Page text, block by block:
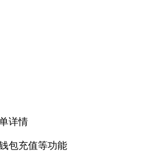
详情
包充值等功能